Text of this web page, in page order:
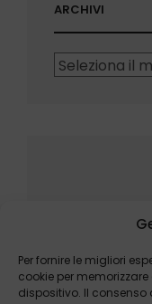
Per fornire le migliori
cookie per
dispositivo. Il
ARCHIVI
Archivi